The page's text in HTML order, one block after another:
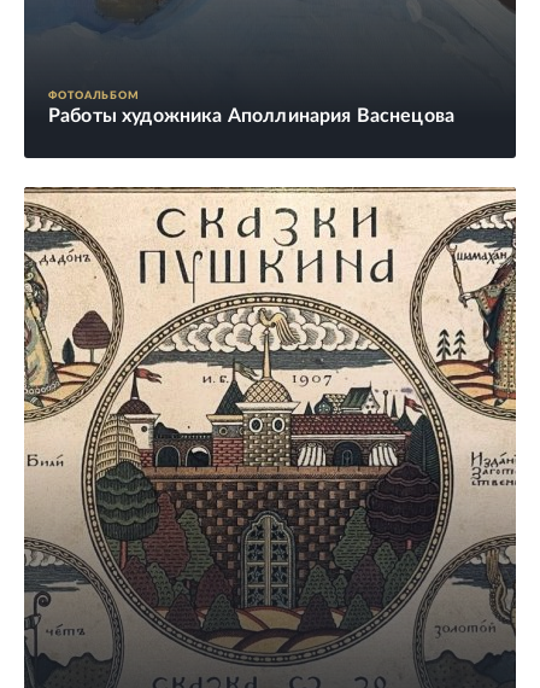
ФОТОАЛЬБОМ
Работы художника Аполлинария Васнецова